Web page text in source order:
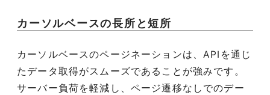
カーソルベースの長所と短所
カーソルベースのページネーションは、APIを通じ
たデータ取得がスムーズであることが強みです。
サーバー負荷を軽減し、ページ遷移なしでのデー